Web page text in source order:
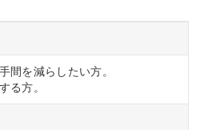
間を減らしたい方。
る方。